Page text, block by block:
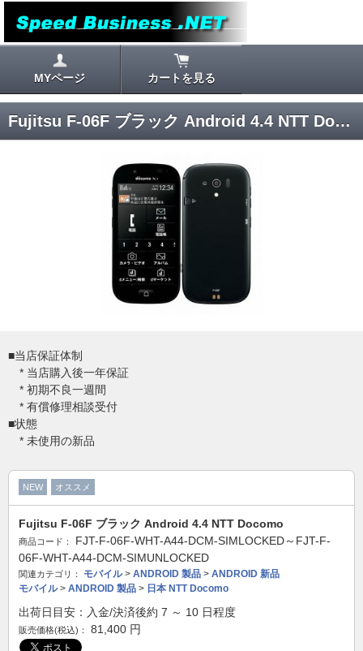
MYページ カートを見る
Fujitsu F-06F ブラック Android 4.4 NTT Docomo
■当店保証体制
* 当店購入後一年保証
* 初期不良一週間
* 有償修理相談受付
■状態
* 未使用の新品
NEW オススメ
Fujitsu F-06F ブラック Android 4.4 NTT Docomo
商品コード：
FJT-F-06F-WHT-A44-DCM-SIMLOCKED～FJT-F-
06F-WHT-A44-DCM-SIMUNLOCKED
関連カテゴリ： モバイル> ANDROID 製品 > ANDROID 新品
モバイル> ANDROID 製品 > 日本 NTT Docomo
出荷日目安：入金/決済後約 7 ～ 10 日程度
販売価格(税込)： 81,400 円